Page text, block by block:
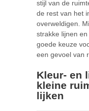
stijl van de
de rest van het
overweldigen.
strakke lijnen
goede keuze
een gevoel van
Kleur- en
kleine
lijken